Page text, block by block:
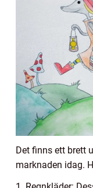
Det finns ett brett
marknaden idag.